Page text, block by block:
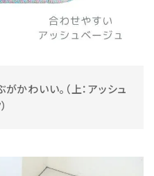
かわいい。（上：アッシュ